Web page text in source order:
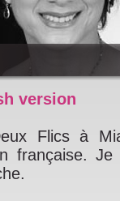
version
Flics à
française.